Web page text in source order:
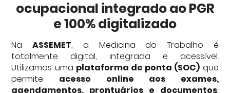
ESOCIAL E CONFORMIDADE DIGITAL
Contato
Ouvidoria
ocupacional integrado ao PGR
e 100% digitalizado
NaASSEMET, a Medicina do Trabalho é
totalmente digital, integrada e acessível.
Utilizamos uma plataforma de ponta (SOC) que
permite acesso online aos exames,
agendamentos, prontuários e documentos,